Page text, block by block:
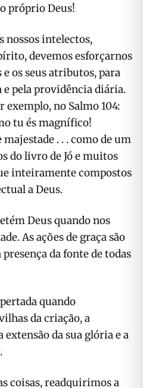
próprio Deus!
nossos inte­lectos,
devemos esforçarnos
os seus atributos, para
e pela providência diária.
exemplo, no Salmo 104:
tu és magnífico!
. . . como de um
do livro de Jó e muitos
inteiramente compostos
a Deus.
Deus quando nos
As ações de graça são
da fonte de todas
quan­do
da cria­ção, a
da sua glória e a
coisas, read­quirimos a